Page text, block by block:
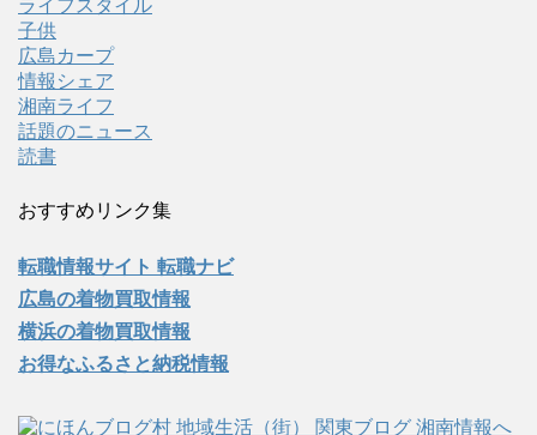
ライフスタイル
子供
広島カープ
情報シェア
湘南ライフ
話題のニュース
読書
おすすめリンク集
転職情報サイト 転職ナビ
広島の着物買取情報
横浜の着物買取情報
お得なふるさと納税情報